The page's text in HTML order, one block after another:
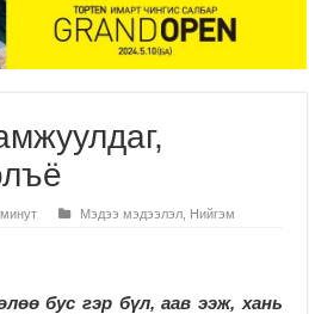
Мэдээ мэдээлэл Нийгэм
бус гэр бүл, аав ээж, хань